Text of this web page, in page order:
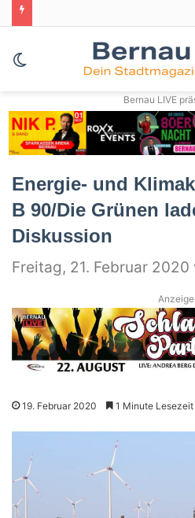
Skin umschalten
Bernau LIVE
Energie- und
B 90/Die Grünen
Diskussion
Freitag, 21. Februar
Anzeige
19. Februar 2020 1 Minute Lesezeit